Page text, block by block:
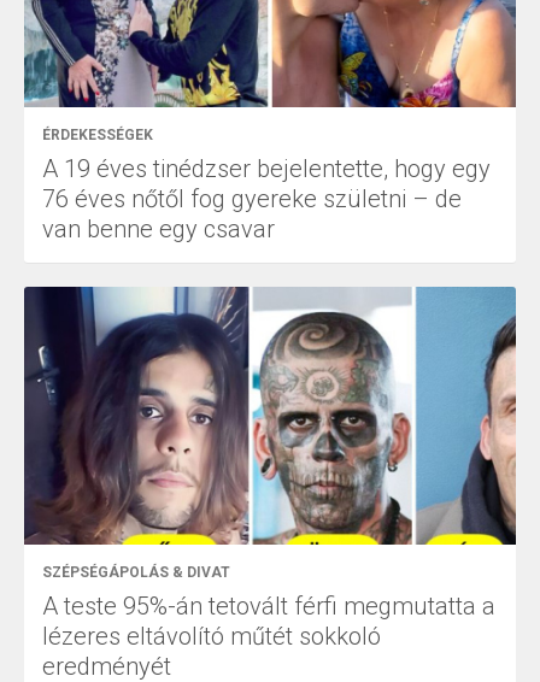
ÉRDEKESSÉGEK
A 19 éves tinédzser bejelentette, hogy egy
76 éves nőtől fog gyereke születni – de
van benne egy csavar
SZÉPSÉGÁPOLÁS & DIVAT
A teste 95%-án tetovált férfi megmutatta a
lézeres eltávolító műtét sokkoló
eredményét